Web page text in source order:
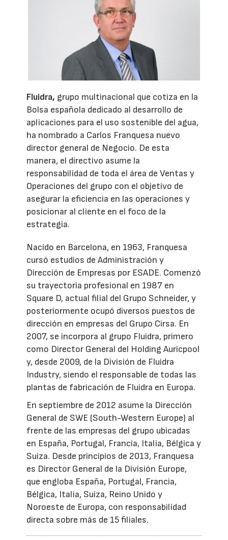
Fluidra, grupo multinacional que cotiza en la
Bolsa española dedicado al desarrollo de
aplicaciones para el uso sostenible del agua,
ha nombrado a Carlos Franquesa nuevo
director general de Negocio. De esta
manera, el directivo asume la
responsabilidad de toda el área de Ventas y
Operaciones del grupo con el objetivo de
asegurar la eficiencia en las operaciones y
posicionar al cliente en el foco de la
estrategia.
Nacido en Barcelona, en 1963, Franquesa
cursó estudios de Administración y
Dirección de Empresas por ESADE. Comenzó
su trayectoria profesional en 1987 en
Square D, actual filial del Grupo Schneider, y
posteriormente ocupó diversos puestos de
dirección en empresas del Grupo Cirsa. En
2007, se incorpora al grupo Fluidra, primero
como Director General del Holding Auricpool
y, desde 2009, de la División de Fluidra
Industry, siendo el responsable de todas las
plantas de fabricación de Fluidra en Europa.
En septiembre de 2012 asume la Dirección
General de SWE (South-Western Europe) al
frente de las empresas del grupo ubicadas
en España, Portugal, Francia, Italia, Bélgica y
Suiza. Desde principios de 2013, Franquesa
es Director General de la División Europe,
que engloba España, Portugal, Francia,
Bélgica, Italia, Suiza, Reino Unido y
Noroeste de Europa, con responsabilidad
directa sobre más de 15 filiales.